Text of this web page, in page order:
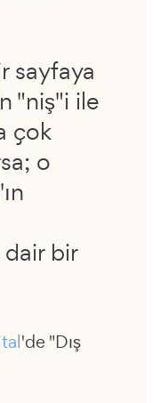
sayfaya
"niş"i ile
çok
o
bir
'de "Dış